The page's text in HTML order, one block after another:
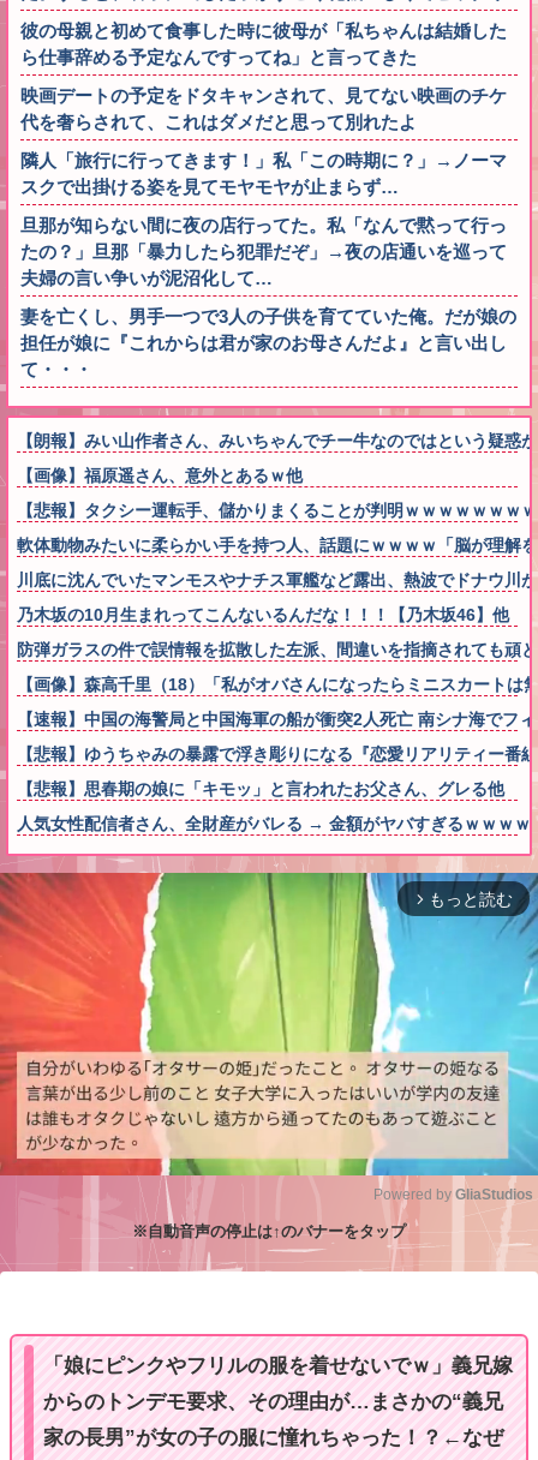
彼の母親と初めて食事した時に彼母が「私ちゃんは結婚した
ら仕事辞める予定なんですってね」と言ってきた
映画デートの予定をドタキャンされて、見てない映画のチケ
代を奢らされて、これはダメだと思って別れたよ
隣人「旅行に行ってきます！」私「この時期に？」→ノーマ
スクで出掛ける姿を見てモヤモヤが止まらず…
旦那が知らない間に夜の店行ってた。私「なんで黙って行っ
たの？」旦那「暴力したら犯罪だぞ」→夜の店通いを巡って
夫婦の言い争いが泥沼化して…
妻を亡くし、男手一つで3人の子供を育てていた俺。だが娘の
担任が娘に『これからは君が家のお母さんだよ』と言い出し
て・・・
【朗報】みい山作者さん、みいちゃんでチー牛なのではという疑惑
【画像】福原遥さん、意外とあるｗ他
【悲報】タクシー運転手、儲かりまくることが判明ｗｗｗｗｗｗｗ
軟体動物みたいに柔らかい手を持つ人、話題にｗｗｗｗ「脳が理解
川底に沈んでいたマンモスやナチス軍艦など露出、熱波でドナウ川
乃木坂の10月生まれってこんないるんだな！！！【乃木坂46】他
防弾ガラスの件で誤情報を拡散した左派、間違いを指摘されても
【画像】森高千里（18）「私がオバさんになったらミニスカート
【速報】中国の海警局と中国海軍の船が衝突2人死亡 南シナ海でフ
【悲報】ゆうちゃみの暴露で浮き彫りになる『恋愛リアリティー番
【悲報】思春期の娘に「キモッ」と言われたお父さん、グレる他
人気女性配信者さん、全財産がバレる → 金額がヤバすぎるｗｗｗｗ
arrow_forward_ios もっと読む
Powered by GliaStudios
※自動音声の停止は↑のバナーをタップ
「娘にピンクやフリルの服を着せないでｗ」義兄嫁
からのトンデモ要求、その理由が…まさかの“義兄
家の長男”が女の子の服に憧れちゃった！？←なぜ